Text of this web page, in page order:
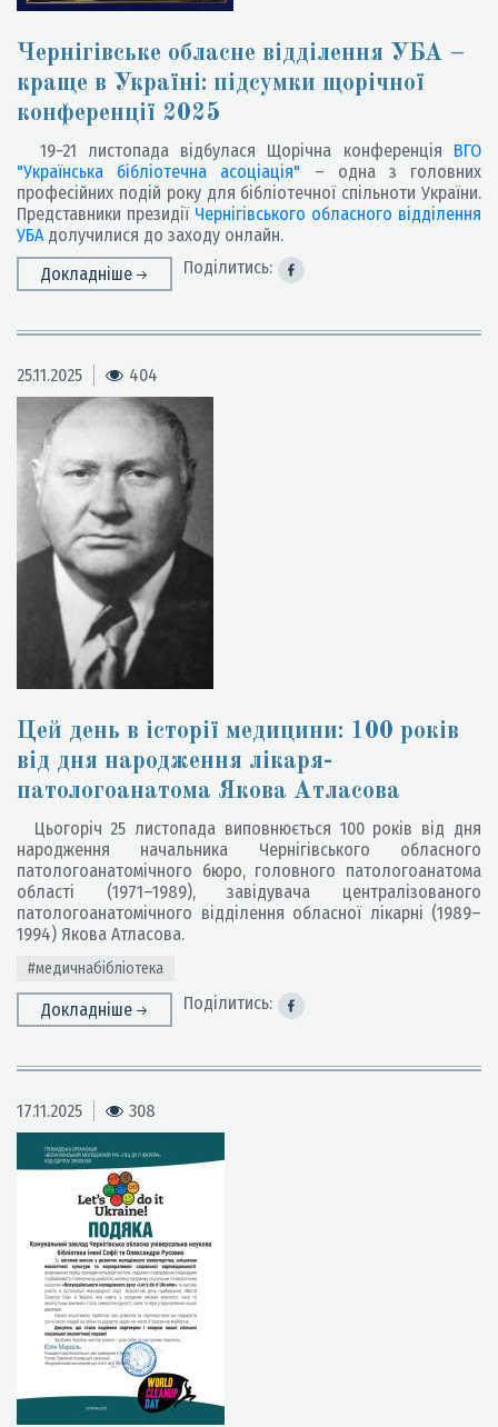
Чернігівське обласне відділення УБА –
краще в Україні: підсумки щорічної
конференції 2025
19−21 листопада відбулася Щорічна конференція ВГО
"Українська бібліотечна асоціація" – одна з головних
професійних подій року для бібліотечної спільноти України.
Представники президії Чернігівського обласного відділення
УБАдолучилися до заходу онлайн.
Докладніше
Поділитись:
25.11.2025 404
Цей день в історії медицини: 100 років
від дня народження лікаря-
патологоанатома Якова Атласова
Цьогоріч 25 листопада виповнюється 100 років від дня
народження начальника Чернігівського обласного
патологоанатомічного бюро, головного патологоанатома
області (1971–1989), завідувача централізованого
патологоанатомічного відділення обласної лікарні (1989–
1994) Якова Атласова.
#медичнабібліотека
Докладніше Поділитись:
17.11.2025 308